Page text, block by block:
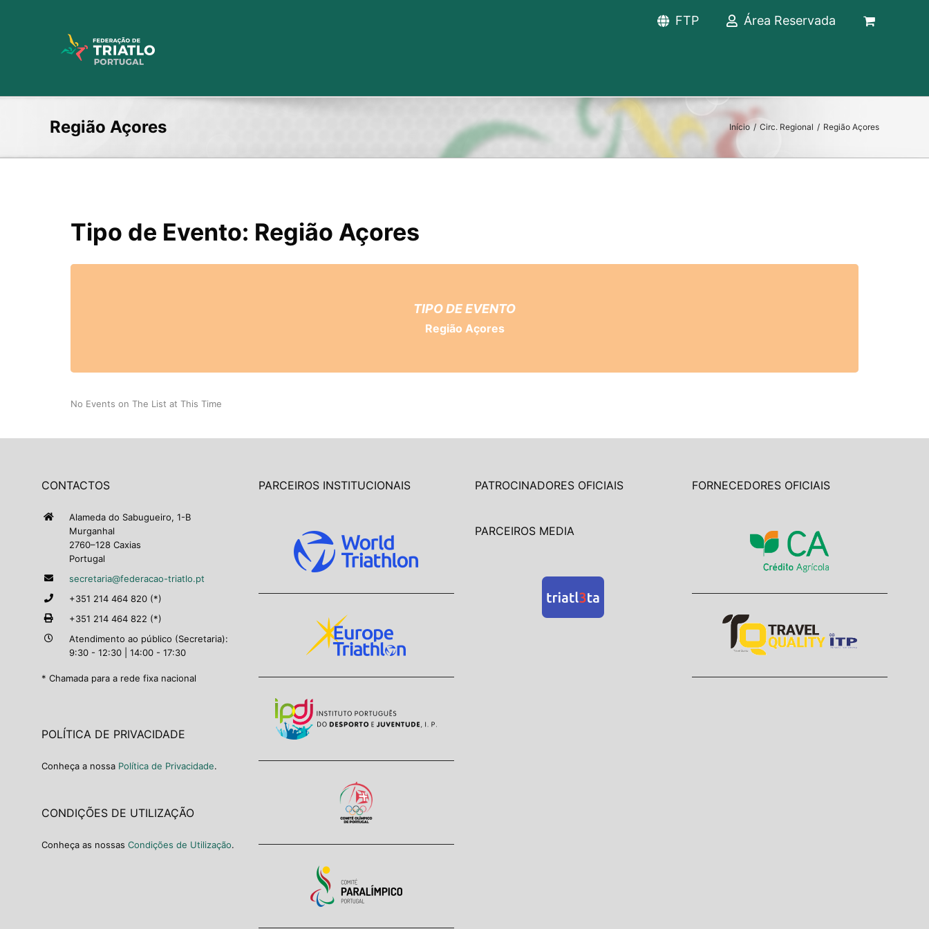
FTP Área Reservada
Região Açores Início / Circ. Regional / Região Açores
Tipo de Evento: Região Açores
TIPO DE EVENTO
Região Açores
No Events on The List at This Time
CONTACTOS
Alameda do Sabugueiro, 1-B
Murganhal
2760–128 Caxias
Portugal
secretaria@federacao-triatlo.pt
+351 214 464 820 (*)
+351 214 464 822 (*)
Atendimento ao público (Secretaria):
9:30 - 12:30 | 14:00 - 17:30
* Chamada para a rede fixa nacional
POLÍTICA DE PRIVACIDADE
Conheça a nossa Política de Privacidade.
CONDIÇÕES DE UTILIZAÇÃO
Conheça as nossas Condições de Utilização.
PARCEIROS INSTITUCIONAIS PATROCINADORES OFICIAIS
PARCEIROS MEDIA
FORNECEDORES OFICIAIS